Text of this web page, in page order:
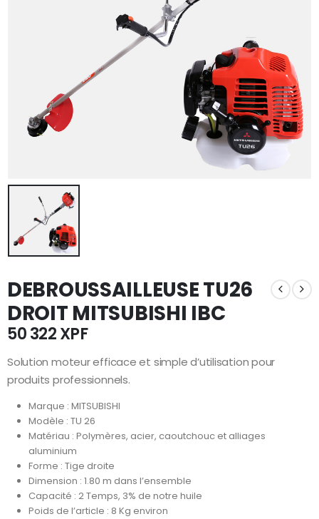
DEBROUSSAILLEUSE TU26
DROIT MITSUBISHI IBC
50 322XPF
Solution moteur efficace et simple d’utilisation pour
produits professionnels.
Marque : MITSUBISHI
Modèle : TU 26
Matériau : Polymères, acier, caoutchouc et alliages
aluminium
Forme : Tige droite
Dimension : 1.80 m dans l’ensemble
Capacité : 2 Temps, 3% de notre huile
Poids de l’article : 8 Kg environ